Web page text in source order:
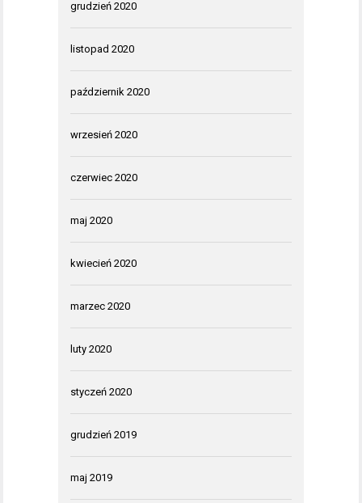
grudzień 2020
listopad 2020
październik 2020
wrzesień 2020
czerwiec 2020
maj 2020
kwiecień 2020
marzec 2020
luty 2020
styczeń 2020
grudzień 2019
maj 2019